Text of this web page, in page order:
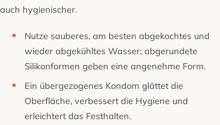
auch hygienischer.
Nutze sauberes, am besten abgekochtes und
wieder abgekühltes Wasser; abgerundete
Silikonformen geben eine angenehme Form.
Ein übergezogenes Kondom glättet die
Oberfläche, verbessert die Hygiene und
erleichtert das Festhalten.